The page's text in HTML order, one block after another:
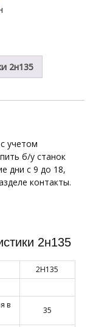
2н135
учетом
б/у станок
дни с 9 до 18,
контакты.
2н135
2Н135
в
35